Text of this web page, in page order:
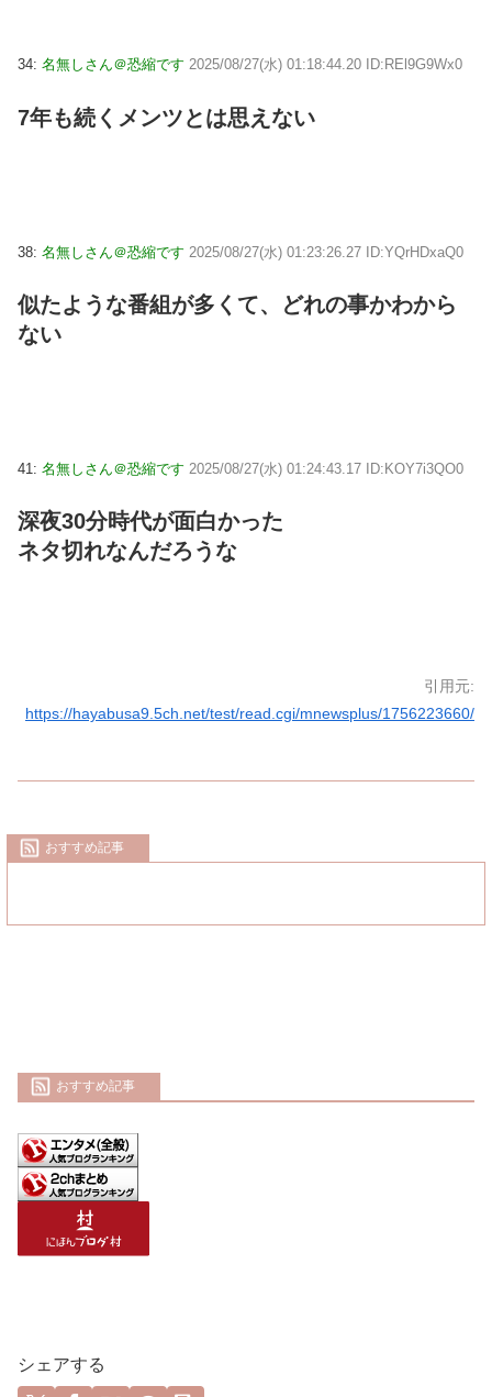
34: 名無しさん＠恐縮です 2025/08/27(水) 01:18:44.20 ID:REl9G9Wx0
7年も続くメンツとは思えない
38: 名無しさん＠恐縮です 2025/08/27(水) 01:23:26.27 ID:YQrHDxaQ0
似たような番組が多くて、どれの事かわから
ない
41: 名無しさん＠恐縮です 2025/08/27(水) 01:24:43.17 ID:KOY7i3QO0
深夜30分時代が面白かった
ネタ切れなんだろうな
引用元:
https://hayabusa9.5ch.net/test/read.cgi/mnewsplus/1756223660/
おすすめ記事
おすすめ記事
シェアする